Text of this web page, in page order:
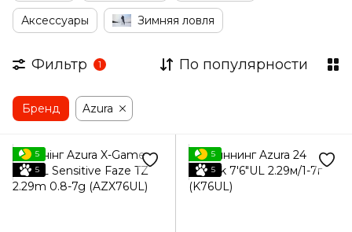
Аксессуары Зимняя ловля
Фильтр 1 По популярности
Бренд Azura
5
5
5
5